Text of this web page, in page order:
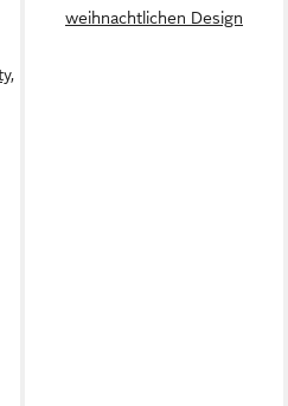
weihnachtlichen Design